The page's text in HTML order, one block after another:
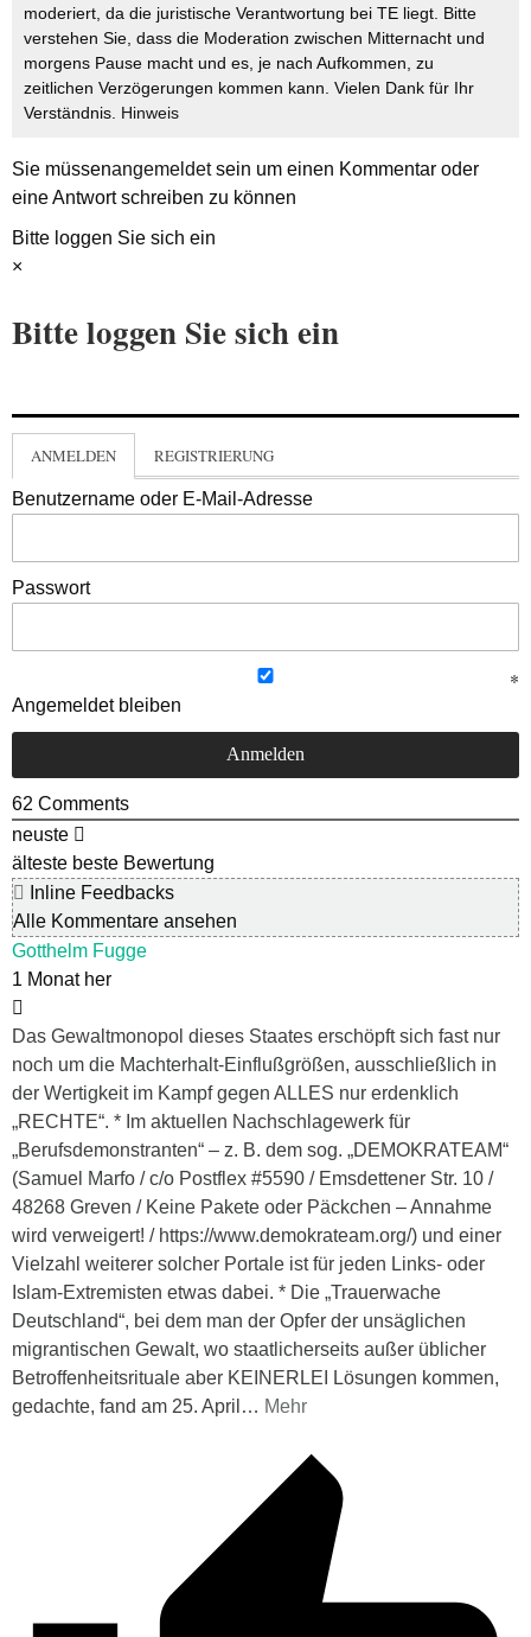
moderiert, da die juristische Verantwortung bei TE liegt. Bitte
verstehen Sie, dass die Moderation zwischen Mitternacht und
morgens Pause macht und es, je nach Aufkommen, zu
zeitlichen Verzögerungen kommen kann. Vielen Dank für Ihr
Verständnis. Hinweis
Sie müssenangemeldetsein um einen Kommentar oder
eine Antwort schreiben zu können
Bitte loggen Sie sich ein
×
Bitte loggen Sie sich ein
ANMELDEN REGISTRIERUNG
Benutzername oder E-Mail-Adresse
Passwort
Angemeldet bleiben
62 Comments
neuste
älteste beste Bewertung
Inline Feedbacks
Alle Kommentare ansehen
Gotthelm Fugge
1 Monat her
Das Gewaltmonopol dieses Staates erschöpft sich fast nur
noch um die Machterhalt-Einflußgrößen, ausschließlich in
der Wertigkeit im Kampf gegen ALLES nur erdenklich
„RECHTE“. * Im aktuellen Nachschlagewerk für
„Berufsdemonstranten“ – z. B. dem sog. „DEMOKRATEAM“
(Samuel Marfo / c/o Postflex #5590 / Emsdettener Str. 10 /
48268 Greven / Keine Pakete oder Päckchen – Annahme
wird verweigert! / https://www.demokrateam.org/) und einer
Vielzahl weiterer solcher Portale ist für jeden Links- oder
Islam-Extremisten etwas dabei. * Die „Trauerwache
Deutschland“, bei dem man der Opfer der unsäglichen
migrantischen Gewalt, wo staatlicherseits außer üblicher
Betroffenheitsrituale aber KEINERLEI Lösungen kommen,
gedachte, fand am 25. April … Mehr